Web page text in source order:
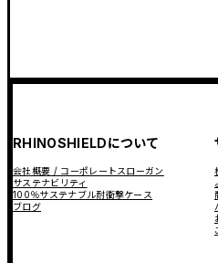
RHINOSHIELDについて
会社概要 / コーポレートスローガン
サステナビリティ
100％サステナブル耐衝撃ケース
ブログ